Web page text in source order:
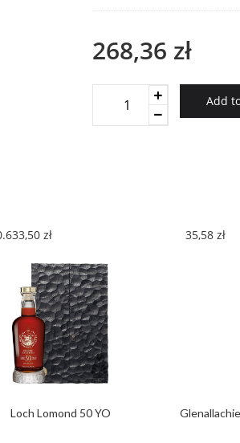
268,36 zł
Add
Loch Lomond 50 YO
zł 35,58 zł